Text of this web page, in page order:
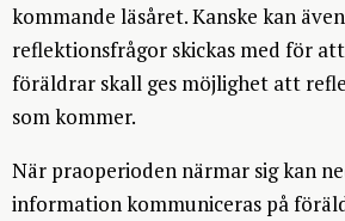
kommande läsåret. Kanske kan
reflektionsfrågor skickas med för
föräldrar skall ges möjlighet att
som kommer.
När praoperioden närmar sig kan
information kommuniceras på